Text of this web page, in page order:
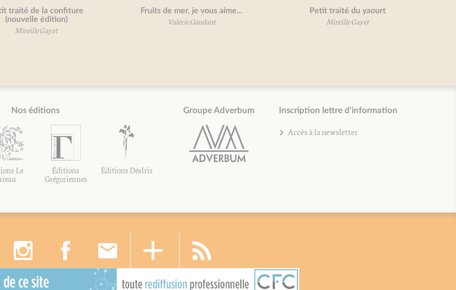
Fruits de mer, je vous aime... Petit traité du yaourt
Potirons,
Nos éditions
Le Éditions
Grégoriennes
Éditions DésIris
Groupe Adverbum Inscription lettre d'information
Accès à la newsletter